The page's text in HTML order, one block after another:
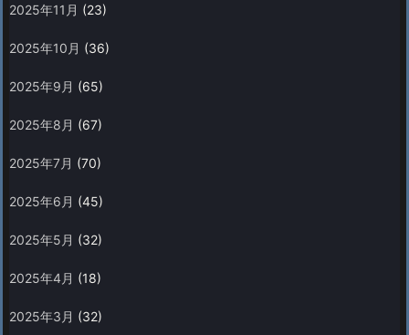
2025年11月 (23)
2025年10月 (36)
2025年9月 (65)
2025年8月 (67)
2025年7月 (70)
2025年6月 (45)
2025年5月 (32)
2025年4月 (18)
2025年3月 (32)